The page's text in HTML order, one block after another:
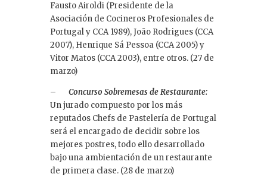
Fausto Airoldi (Presidente de la
Asociación de Cocineros Profesionales de
Portugal y CCA 1989), João Rodrigues (CCA
2007), Henrique Sá Pessoa (CCA 2005) y
Vitor Matos (CCA 2003), entre otros. (27 de
marzo)
– Concurso Sobremesas de Restaurante:
Un jurado compuesto por los más
reputados Chefs de Pastelería de Portugal
será el encargado de decidir sobre los
mejores postres, todo ello desarrollado
bajo una ambientación de un restaurante
de primera clase. (28 de marzo)